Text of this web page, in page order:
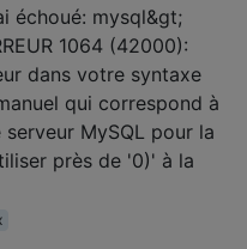
échoué: mysql&gt;
1064 (42000):
dans votre syntaxe
qui correspond à
MySQL pour la
près de '0)' à la